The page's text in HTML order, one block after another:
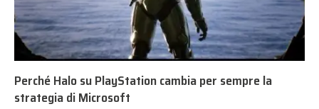
Perché Halo su PlayStation cambia per sempre la
strategia di Microsoft